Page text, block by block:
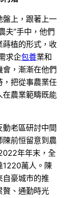
盤上，跟著上一
夫”手中，他們
蒔植的形式，收
求企包養業和
，漸漸在他們
，把從事農業任
在農業範疇既能
老區研討中間
陳前恒留意到農
年年末，全
1220萬人。陳
自豪城市的推
贅、通勤時光